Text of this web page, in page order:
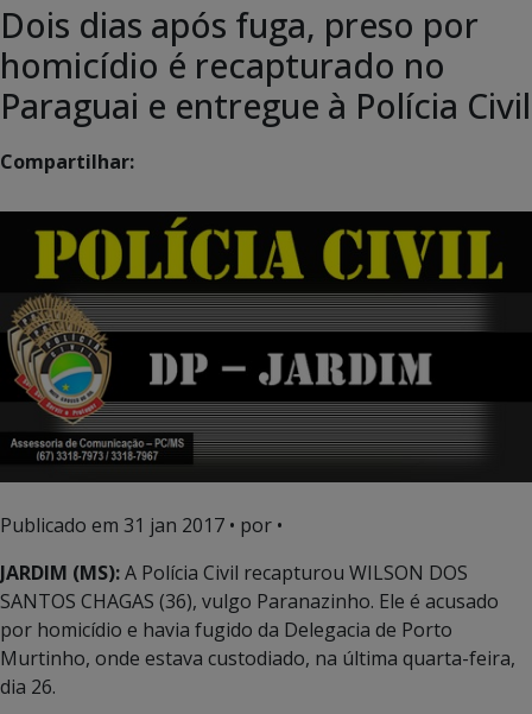
Dois dias após fuga, preso por
homicídio é recapturado no
Paraguai e entregue à Polícia Civil
Compartilhar:
Publicado em 31 jan 2017 • por •
JARDIM (MS):A Polícia Civil recapturou WILSON DOS
SANTOS CHAGAS (36), vulgo Paranazinho. Ele é acusado
por homicídio e havia fugido da Delegacia de Porto
Murtinho, onde estava custodiado, na última quarta-feira,
dia 26.